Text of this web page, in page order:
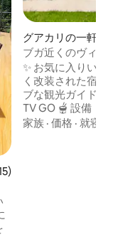
件、5つ星中4.98つ
グアカリの一軒家
ブガ近くのヴィラ
ジャグジー
✨ お気に入りいただ
く改装された宿
ブな観光ガイド
TV GO 🫕 設備・
🧖🏾 個室トルコ
家族 ·価格 ·就寝